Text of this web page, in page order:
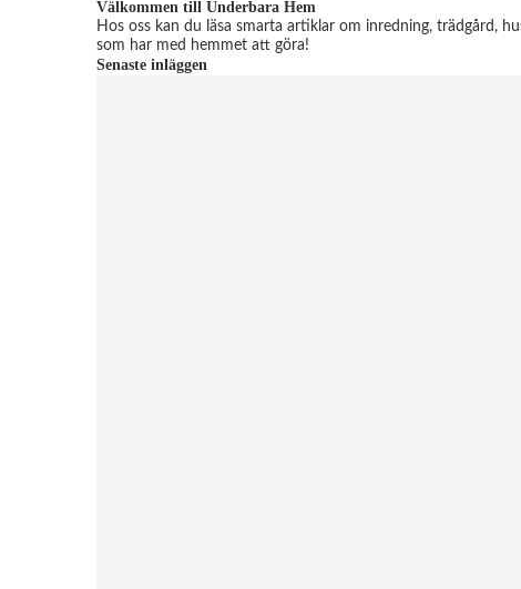
Välkommen till Underbara Hem
Hos oss kan du läsa smarta artiklar om inredning, trädgård,
som har med hemmet att göra!
Senaste inläggen